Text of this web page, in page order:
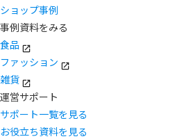
ショップ事例
事例資料をみる
食品
ファッション
雑貨
運営サポート
サポート一覧を見る
お役立ち資料を見る